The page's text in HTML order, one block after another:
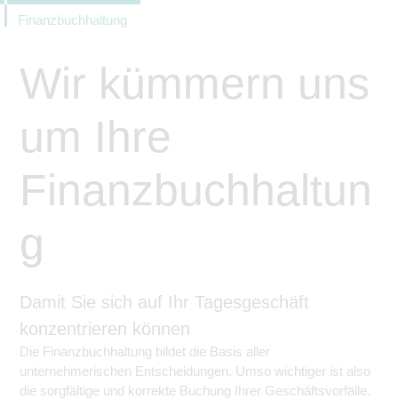
Finanzbuchhaltung
Wir kümmern uns
um Ihre
Finanzbuchhaltun
g
Damit Sie sich auf Ihr Tagesgeschäft
konzentrieren können
Die Finanzbuchhaltung bildet die Basis aller
unternehmerischen Entscheidungen. Umso wichtiger ist also
die sorgfältige und korrekte Buchung Ihrer Geschäftsvorfälle.